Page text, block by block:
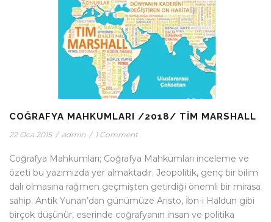
COĞRAFYA MAHKUMLARI /2018/ TIM MARSHALL
22 Oca 2015 / admin / 1 Comment
Coğrafya Mahkumları; Coğrafya Mahkumları inceleme ve
özeti bu yazımızda yer almaktadır. Jeopolitik, genç bir bilim
dalı olmasına rağmen geçmişten getirdiği önemli bir mirasa
sahip. Antik Yunan’dan günümüze Aristo, İbn-i Haldun gibi
birçok düşünür, eserinde coğrafyanın insan ve politika